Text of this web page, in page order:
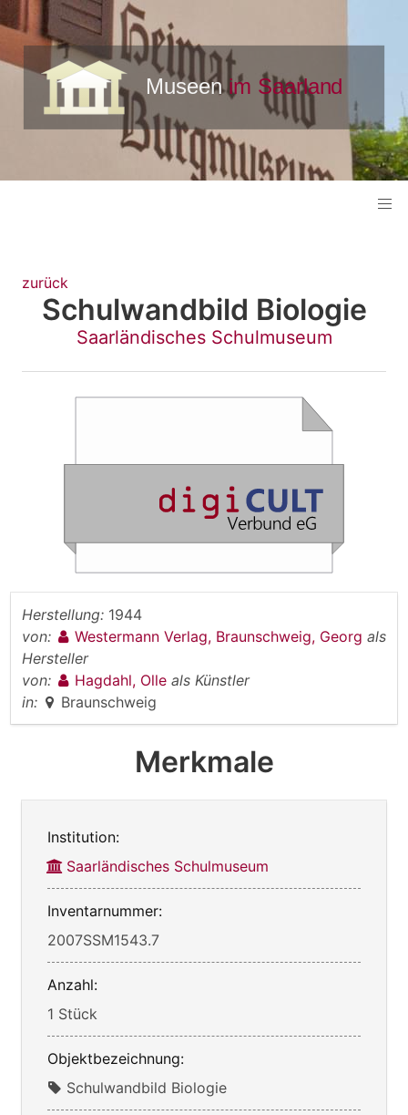
zurück
Schulwandbild Biologie
Saarländisches Schulmuseum
Herstellung: 1944
von:
Westermann Verlag, Braunschweig, Georg als
Hersteller
von:
Hagdahl, Olle als Künstler
in:
Braunschweig
Merkmale
Institution:
Saarländisches Schulmuseum
Inventarnummer:
2007SSM1543.7
Anzahl:
1 Stück
Objektbezeichnung:
Schulwandbild Biologie